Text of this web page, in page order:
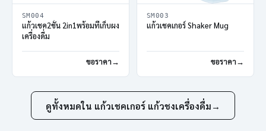
SM004
แก้วเชค2ชั้น 2in1พร้อมที่เก็บผง
เครื่องดื่ม
ขอราคา
SM003
แก้วเชคเกอร์ Shaker Mug
ขอราคา
ดูทั้งหมดใน แก้วเชคเกอร์ แก้วชงเครื่องดื่ม →